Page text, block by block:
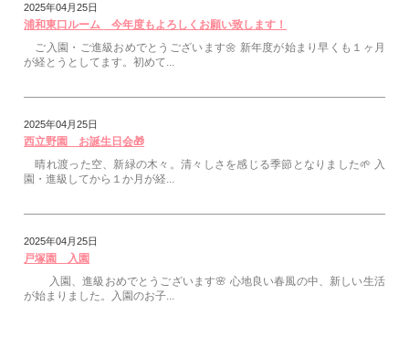
2025年04月25日
浦和東口ルーム 今年度もよろしくお願い致します！
ご入園・ご進級おめでとうございます🌼 新年度が始まり早くも１ヶ月
が経とうとしてます。初めて...
2025年04月25日
西立野園 お誕生日会🎁
晴れ渡った空、新緑の木々。清々しさを感じる季節となりました🌱 入
園・進級してから１か月が経...
2025年04月25日
戸塚園 入園
入園、進級おめでとうございます🌸 心地良い春風の中、新しい生活
が始まりました。入園のお子...